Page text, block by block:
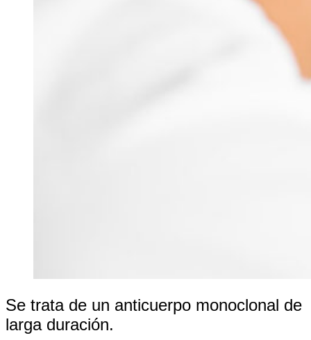
Se trata de un anticuerpo monoclonal de
larga duración.